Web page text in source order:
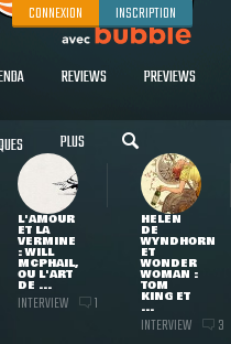
CONNEXION INSCRIPTION
REVIEWS PREVIEWS
PLUS
L'AMOUR
ET LA
VERMINE
: WILL
MCPHAIL,
OU L'ART
DE ...
INTERVIEW 1
HELEN
DE
WYNDHORN
ET
WONDER
WOMAN :
TOM
KING ET
...
INTERVIEW 3